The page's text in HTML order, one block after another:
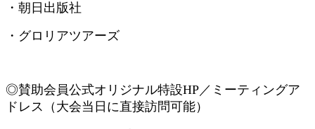
・朝日出版社
・グロリアツアーズ
◎賛助会員公式オリジナル特設HP／ミーティングア
ドレス（大会当日に直接訪問可能）